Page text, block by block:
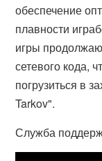
обеспечение
плавности
игры
сетевого кода,
погрузиться в
Tarkov".
Служба